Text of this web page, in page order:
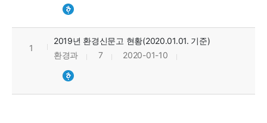
1
2019년 환경신문고 현황(2020.01.01. 기준)
환경과
7 2020-01-10